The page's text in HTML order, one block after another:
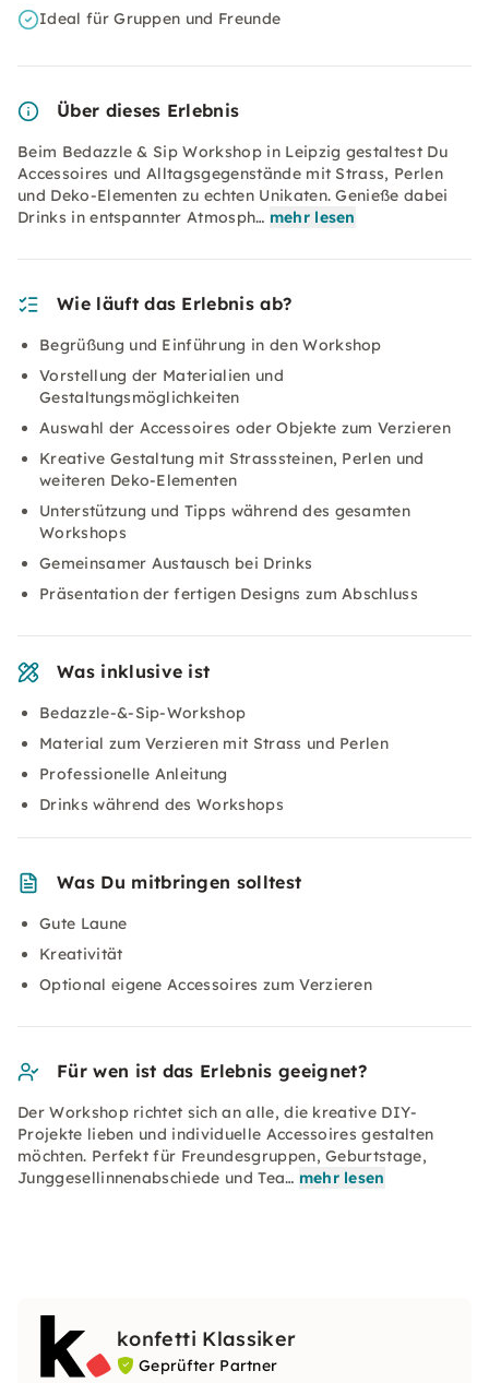
Ideal für Gruppen und Freunde
Über dieses Erlebnis
Beim Bedazzle & Sip Workshop in Leipzig gestaltest Du
Accessoires und Alltagsgegenstände mit Strass, Perlen
und Deko-Elementen zu echten Unikaten. Genieße dabei
Drinks in entspannter Atmosph… mehr lesen
Wie läuft das Erlebnis ab?
Begrüßung und Einführung in den Workshop
Vorstellung der Materialien und
Gestaltungsmöglichkeiten
Auswahl der Accessoires oder Objekte zum Verzieren
Kreative Gestaltung mit Strasssteinen, Perlen und
weiteren Deko-Elementen
Unterstützung und Tipps während des gesamten
Workshops
Gemeinsamer Austausch bei Drinks
Präsentation der fertigen Designs zum Abschluss
Was inklusive ist
Bedazzle-&-Sip-Workshop
Material zum Verzieren mit Strass und Perlen
Professionelle Anleitung
Drinks während des Workshops
Was Du mitbringen solltest
Gute Laune
Kreativität
Optional eigene Accessoires zum Verzieren
Für wen ist das Erlebnis geeignet?
Der Workshop richtet sich an alle, die kreative DIY-
Projekte lieben und individuelle Accessoires gestalten
möchten. Perfekt für Freundesgruppen, Geburtstage,
Junggesellinnenabschiede und Tea… mehr lesen
konfetti Klassiker
Geprüfter Partner